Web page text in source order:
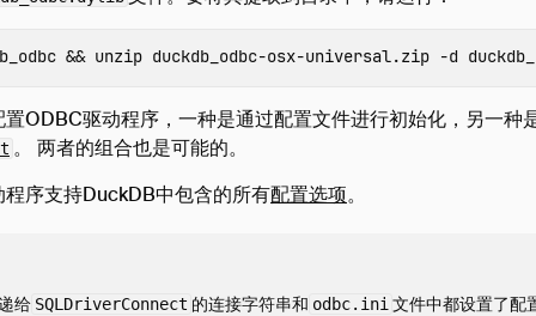
&& unzip duckdb_odbc-osx-universal.zip -d
ODBC驱动程序，一种是通过配置文件进行初始化，另一种
。 两者的组合也是可能的。
序支持DuckDB中包含的所有配置选项。
给 SQLDriverConnect 的连接字符串和 odbc.ini 文件中都设置了配